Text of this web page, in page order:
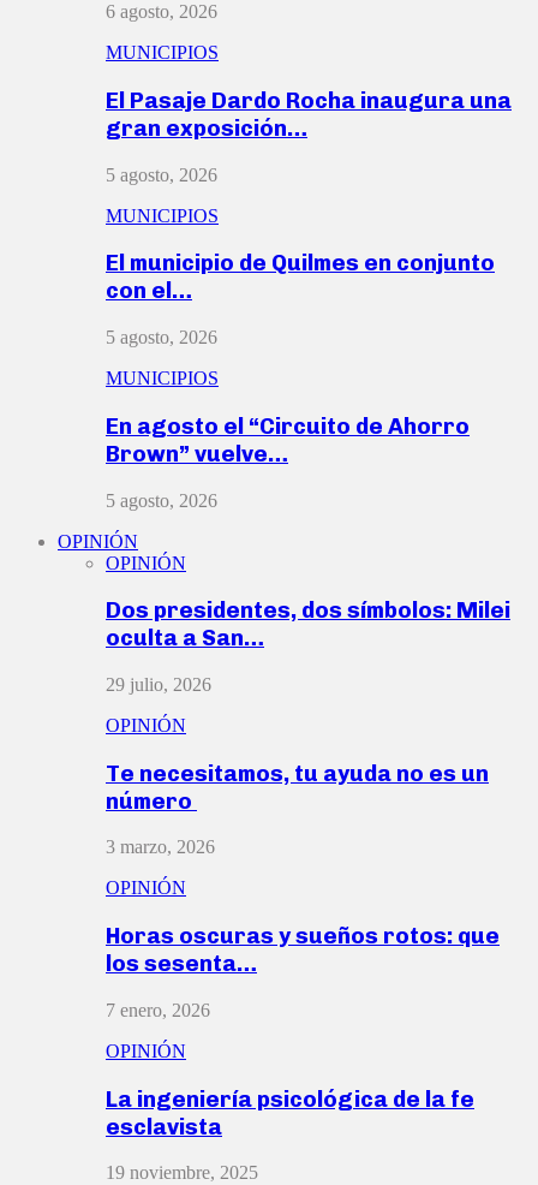
6 agosto, 2026
MUNICIPIOS
El Pasaje Dardo Rocha inaugura una
gran exposición…
5 agosto, 2026
MUNICIPIOS
El municipio de Quilmes en conjunto
con el…
5 agosto, 2026
MUNICIPIOS
En agosto el “Circuito de Ahorro
Brown” vuelve…
5 agosto, 2026
OPINIÓN
OPINIÓN
Dos presidentes, dos símbolos: Milei
oculta a San…
29 julio, 2026
OPINIÓN
Te necesitamos, tu ayuda no es un
número
3 marzo, 2026
OPINIÓN
Horas oscuras y sueños rotos: que
los sesenta…
7 enero, 2026
OPINIÓN
La ingeniería psicológica de la fe
esclavista
19 noviembre, 2025